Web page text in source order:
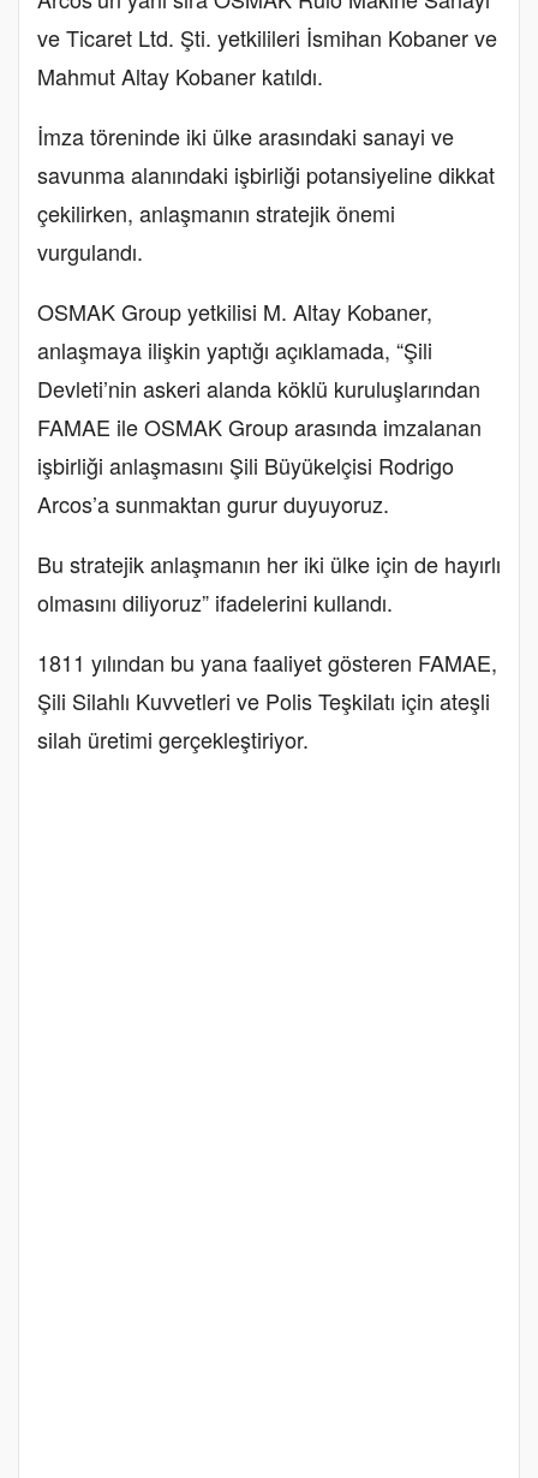
ve Ticaret Ltd. Şti. yetkilileri İsmihan Kobaner ve
Mahmut Altay Kobaner katıldı.
İmza töreninde iki ülke arasındaki sanayi ve
savunma alanındaki işbirliği potansiyeline dikkat
çekilirken, anlaşmanın stratejik önemi
vurgulandı.
OSMAK Group yetkilisi M. Altay Kobaner,
anlaşmaya ilişkin yaptığı açıklamada, “Şili
Devleti’nin askeri alanda köklü kuruluşlarından
FAMAE ile OSMAK Group arasında imzalanan
işbirliği anlaşmasını Şili Büyükelçisi Rodrigo
Arcos’a sunmaktan gurur duyuyoruz.
Bu stratejik anlaşmanın her iki ülke için de hayırlı
olmasını diliyoruz” ifadelerini kullandı.
1811 yılından bu yana faaliyet gösteren FAMAE,
Şili Silahlı Kuvvetleri ve Polis Teşkilatı için ateşli
silah üretimi gerçekleştiriyor.